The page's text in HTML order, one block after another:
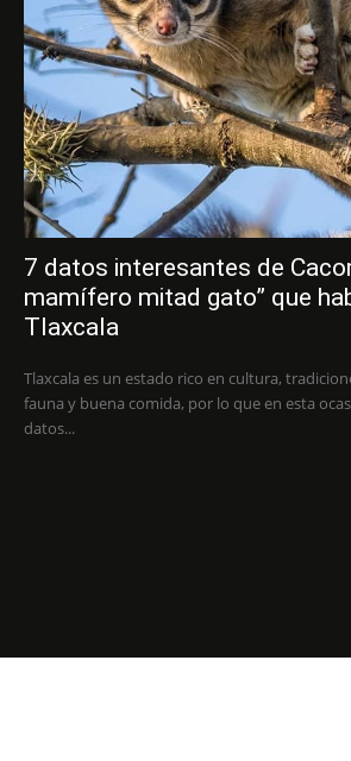
7 datos interesantes de
mamífero mitad gato” que
Tlaxcala
Tlaxcala es un estado rico en cultura,
fauna y buena comida, por lo que en esta
datos...